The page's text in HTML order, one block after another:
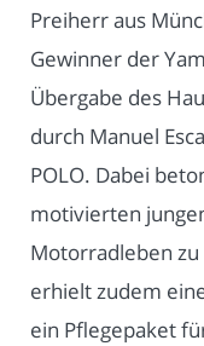
Preiherr aus
Gewinner der
Übergabe des
durch Manuel
POLO. Dabei
motivierten
Motorradleben
erhielt zudem
ein Pflegepaket